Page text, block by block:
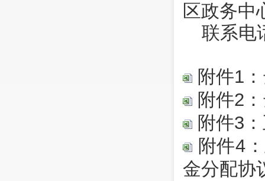
区政务中
联系电
附件1
附件2
附件3
附件4
金分配协